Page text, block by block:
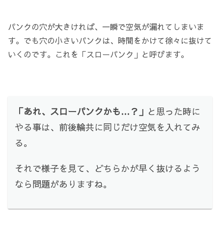
パンクの穴が大きければ、一瞬で空気が漏れてしまいま
す。でも穴の小さいパンクは、時間をかけて徐々に抜けて
いくのです。 これを「スローパンク」と呼びます。
「あれ、スローパンクかも…？」 と思った時に
やる事は、前後輪共に同じだけ空気を入れてみ
る。
それで様子を見て、どちらかが早く抜けるよう
なら問題がありますね。